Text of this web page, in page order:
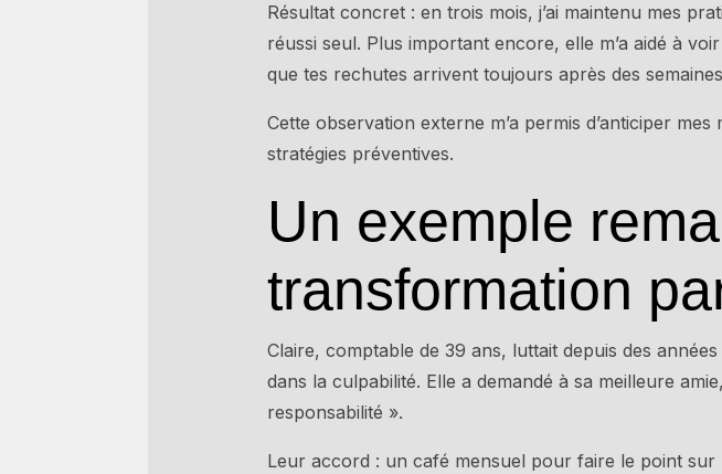
Résultat concret : en trois mois, j’ai maintenu mes
réussi seul. Plus important encore, elle m’a aidé à
que tes rechutes arrivent toujours après des
Cette observation externe m’a permis d’anticiper
stratégies préventives.
Un exemple
transformation
Claire, comptable de 39 ans, luttait depuis des
dans la culpabilité. Elle a demandé à sa meilleure
responsabilité ».
Leur accord : un café mensuel pour faire le point